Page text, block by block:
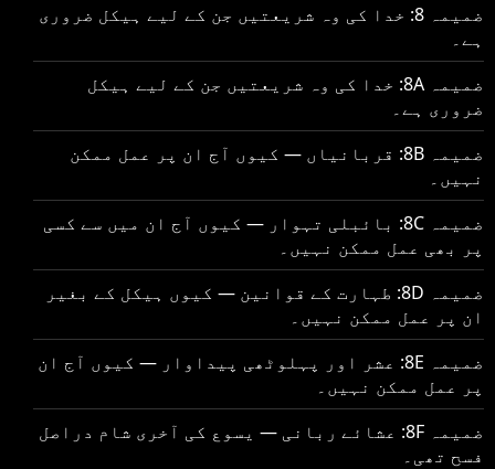
ضمیمہ 8: خدا کی وہ شریعتیں جن کے لیے ہیکل ضروری
ہے۔
ضمیمہ 8A: خدا کی وہ شریعتیں جن کے لیے ہیکل
ضروری ہے۔
ضمیمہ 8B: قربانیاں — کیوں آج ان پر عمل ممکن
نہیں۔
ضمیمہ 8C: بائبلی تہوار — کیوں آج ان میں سے کسی
پر بھی عمل ممکن نہیں۔
ضمیمہ 8D: طہارت کے قوانین — کیوں ہیکل کے بغیر
ان پر عمل ممکن نہیں۔
ضمیمہ 8E: عشر اور پہلوٹھی پیداوار — کیوں آج ان
پر عمل ممکن نہیں۔
ضمیمہ 8F: عشائے ربانی — یسوع کی آخری شام دراصل
فسح تھی۔